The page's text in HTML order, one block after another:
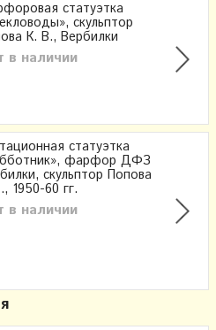
статуэтка
скульптор
К. В., Вербилки
в наличии
статуэтка
фарфор ДФЗ
скульптор Попова
1950-60 гг.
в наличии